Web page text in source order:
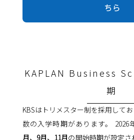
ちら
KAPLAN Business
期
KBSはトリメスター制を採用して
数の入学時期があります。 2026
月、9月、11月の開始時期が設定さ